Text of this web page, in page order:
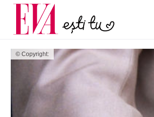
© Copyright:
Carieră
Actualitate